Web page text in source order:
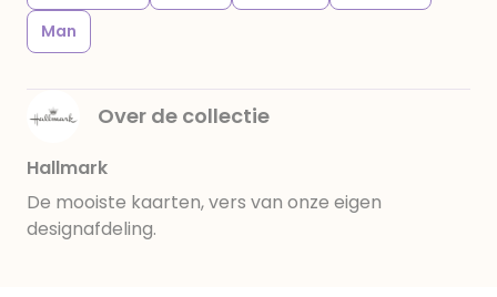
Man
Over de collectie
Hallmark
De mooiste kaarten, vers van onze eigen
designafdeling.